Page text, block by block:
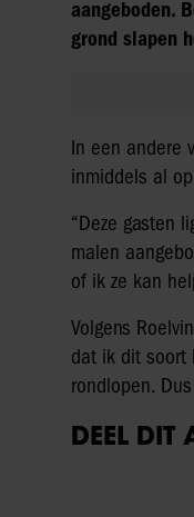
aangeboden.
grond slapen
In een andere
inmiddels al
“Deze gasten
malen
of ik ze kan
Volgens
dat ik dit soort
rondlopen.
DEEL DIT